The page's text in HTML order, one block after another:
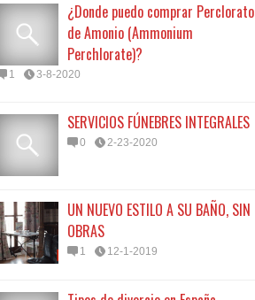
¿Donde puedo comprar Perclorato
de Amonio (Ammonium
Perchlorate)?
1 3-8-2020
SERVICIOS FÚNEBRES INTEGRALES
0 2-23-2020
UN NUEVO ESTILO A SU BAÑO, SIN
OBRAS
1 12-1-2019